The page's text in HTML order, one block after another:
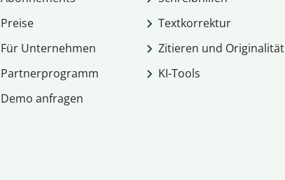
Preise
Für Unternehmen
Partnerprogramm
Demo anfragen
Textkorrektur
Zitieren und Originalität
KI-Tools